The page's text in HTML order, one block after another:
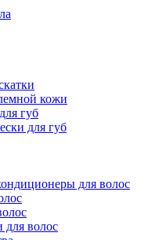
кожи
губ
для губ
для волос
для волос